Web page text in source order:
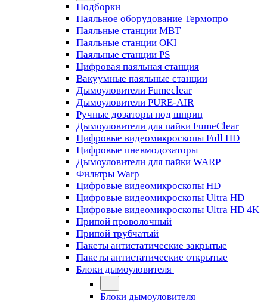
Подборки
Паяльное оборудование Термопро
Паяльные станции MBT
Паяльные станции OKI
Паяльные станции PS
Цифровая паяльная станция
Вакуумные паяльные станции
Дымоуловители Fumeclear
Дымоуловители PURE-AIR
Ручные дозаторы под шприц
Дымоуловители для пайки FumeClear
Цифровые видеомикроскопы Full HD
Цифровые пневмодозаторы
Дымоуловители для пайки WARP
Фильтры Warp
Цифровые видеомикроскопы HD
Цифровые видеомикроскопы Ultra HD
Цифровые видеомикроскопы Ultra HD 4K
Припой проволочный
Припой трубчатый
Пакеты антистатические закрытые
Пакеты антистатические открытые
Блоки дымоуловителя
Блоки дымоуловителя